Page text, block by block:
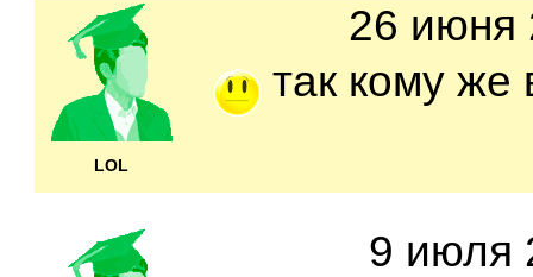
LOL
26 июня
так кому же
9 июля